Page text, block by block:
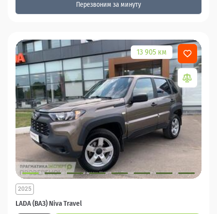
Перезвоним за минуту
13 905 км
LADA (ВАЗ) Niva Travel
2025